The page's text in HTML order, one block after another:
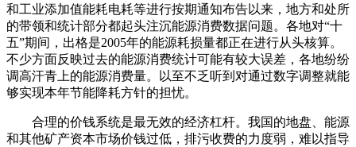
和工业添加值能耗电耗等进行按期通知布告以来，地方和处所
的带领和统计部分都起头注沉能源消费数据问题。各地对“十
五”期间，出格是2005年的能源耗损量都正在进行从头核算。
不少方面反映过去的能源消费统计可能有较大误差，各地纷纷
调高汗青上的能源消费量。以至不乏听到对通过数字调整就能
够实现本年节能降耗方针的担忧。
合理的价钱系统是最无效的经济杠杆。我国的地盘、能源
和其他矿产资本市场价钱过低，排污收费的力度弱，难以指导